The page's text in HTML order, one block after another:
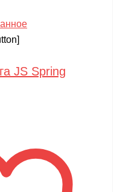
JS Spring